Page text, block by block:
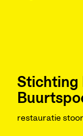
Stichting
restauratie